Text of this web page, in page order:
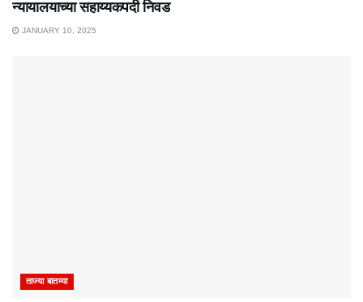
न्यायालयाच्या सहाय्यकपदी निवड
JANUARY 10, 2025
ताज्या बातम्या